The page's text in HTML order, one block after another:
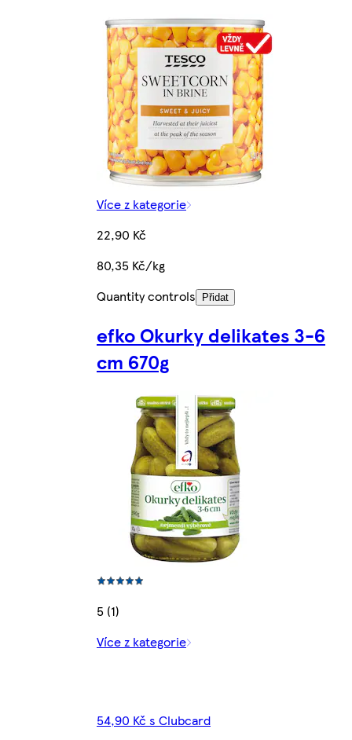
Více z kategorie
22,90 Kč
80,35 Kč/kg
Quantity controls
Přidat
efko Okurky delikates 3-6
cm 670g
5 (1)
Více z kategorie
54,90 Kč s Clubcard